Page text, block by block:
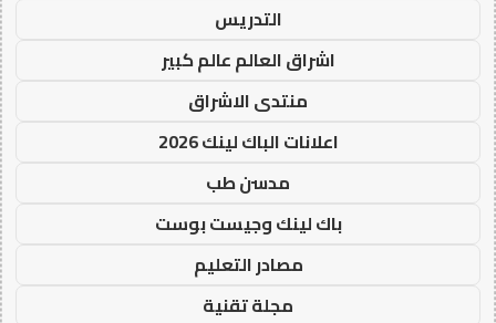
التدريس
اشراق العالم عالم كبير
منتدى الاشراق
اعلانات الباك لينك 2026
مدسن طب
باك لينك وجيست بوست
مصادر التعليم
مجلة تقنية